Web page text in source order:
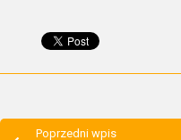
Poprzedni wpis